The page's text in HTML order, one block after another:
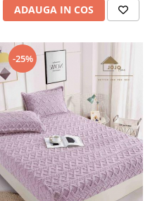
ADAUGA IN COS
-25%